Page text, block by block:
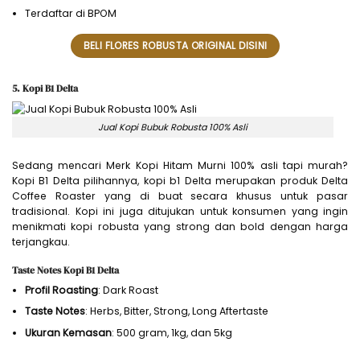
Terdaftar di BPOM
BELI FLORES ROBUSTA ORIGINAL DISINI
5. Kopi B1 Delta
Jual Kopi Bubuk Robusta 100% Asli
Sedang mencari Merk Kopi Hitam Murni 100% asli tapi murah?
Kopi B1 Delta pilihannya, kopi b1 Delta merupakan produk Delta
Coffee Roaster yang di buat secara khusus untuk pasar
tradisional. Kopi ini juga ditujukan untuk konsumen yang ingin
menikmati kopi robusta yang strong dan bold dengan harga
terjangkau.
Taste Notes Kopi B1 Delta
Profil Roasting: Dark Roast
Taste Notes: Herbs, Bitter, Strong, Long Aftertaste
Ukuran Kemasan: 500 gram, 1kg, dan 5kg